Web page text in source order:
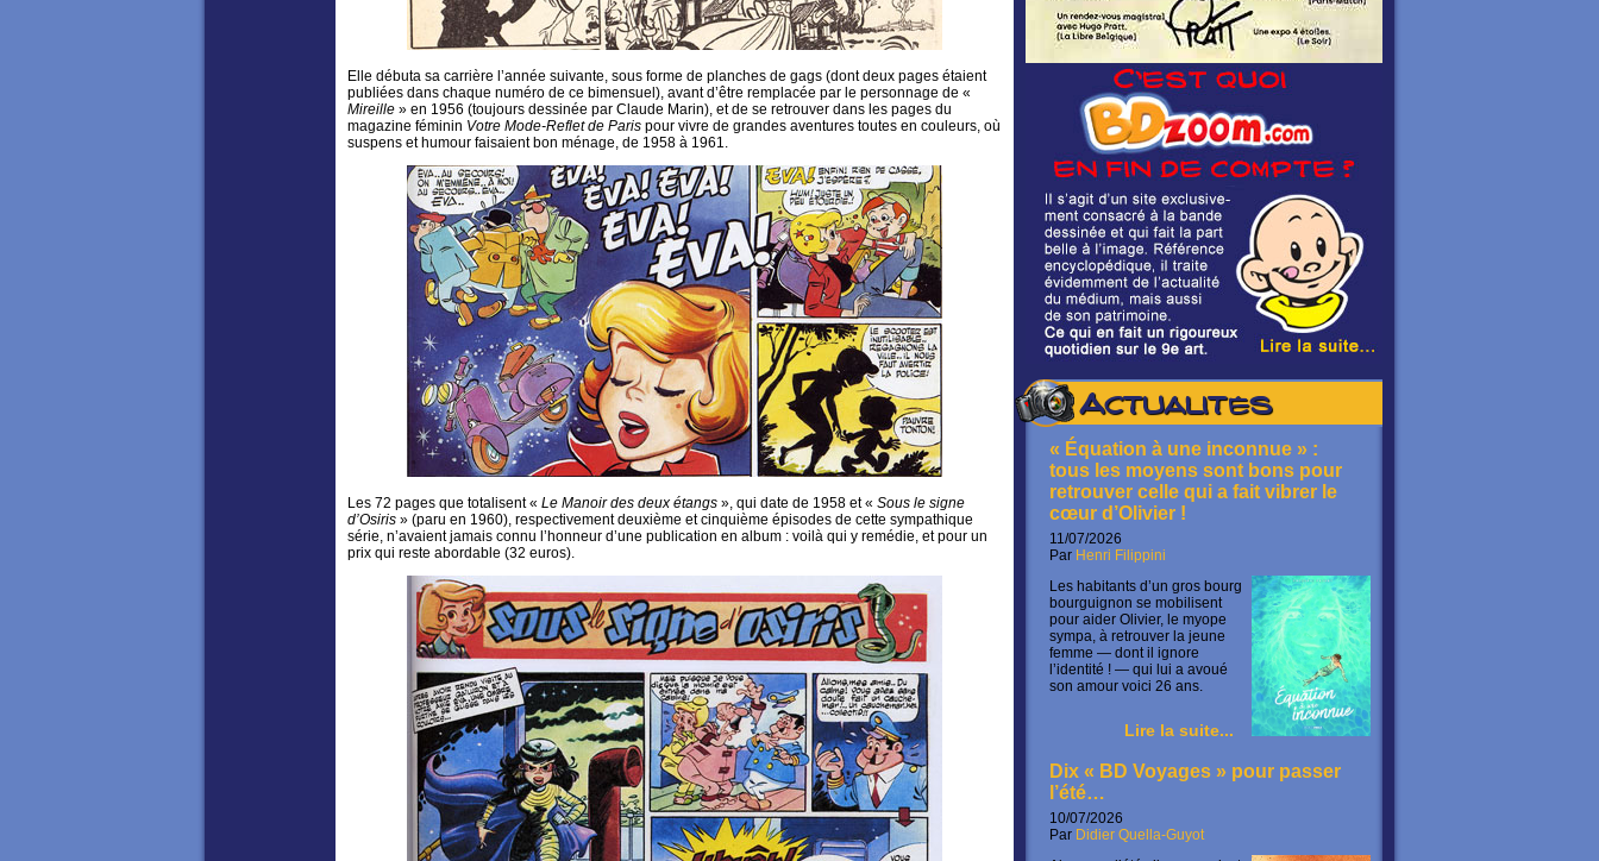
Actualités
« Équation à une inconnue » :
tous les moyens sont bons pour
retrouver celle qui a fait vibrer le
cœur d’Olivier !
11/07/2026
Par Henri Filippini
Les habitants d’un gros bourg
bourguignon se mobilisent
pour aider Olivier, le myope
sympa, à retrouver la jeune
femme — dont il ignore
l’identité ! — qui lui a avoué
son amour voici 26 ans.
Lire la suite...
Dix « BD Voyages » pour passer
l’été…
10/07/2026
Par Didier Quella-Guyot
Elle débuta sa carrière l’année suivante, sous forme de planches de gags (dont deux pages étaient
publiées dans chaque numéro de ce bimensuel), avant d’être remplacée par le personnage de «
Mireille » en 1956 (toujours dessinée par Claude Marin), et de se retrouver dans les pages du
magazine féminin Votre Mode-Reflet de Paris pour vivre de grandes aventures toutes en couleurs, où
suspens et humour faisaient bon ménage, de 1958 à 1961.
Les 72 pages que totalisent « Le Manoir des deux étangs », qui date de 1958 et « Sous le signe
d’Osiris » (paru en 1960), respectivement deuxième et cinquième épisodes de cette sympathique
série, n’avaient jamais connu l’honneur d’une publication en album : voilà qui y remédie, et pour un
prix qui reste abordable (32 euros).